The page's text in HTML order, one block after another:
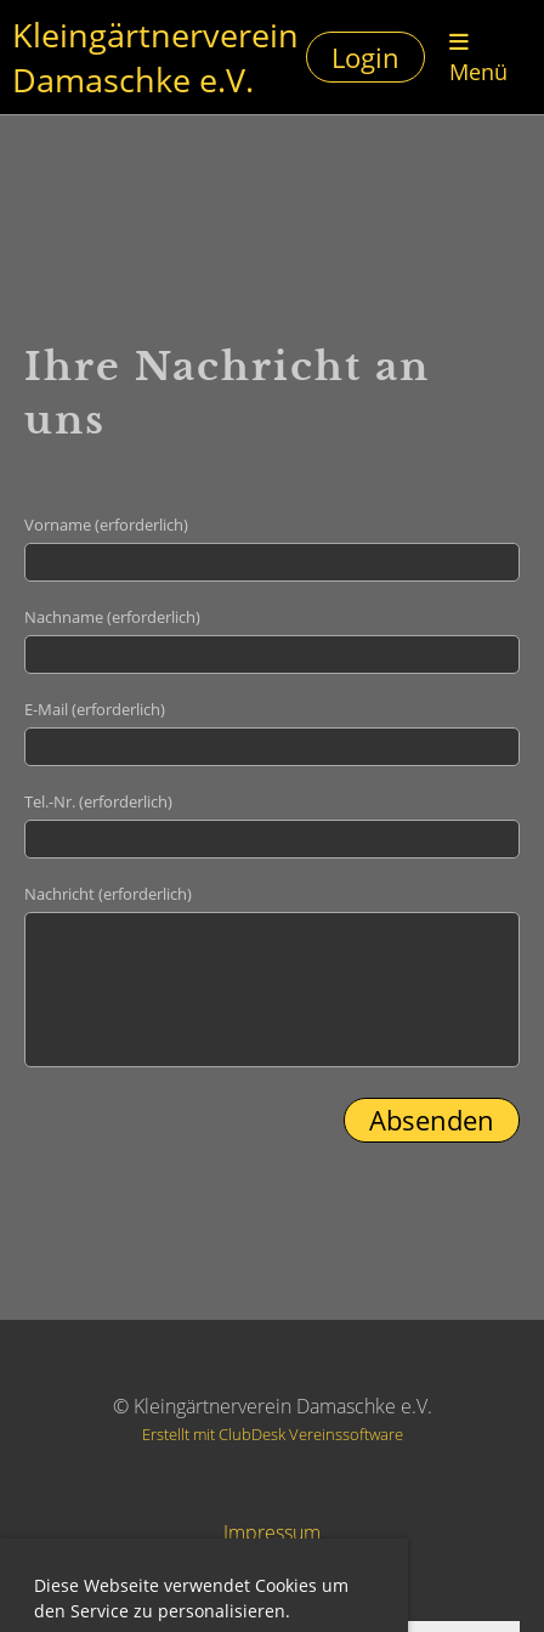
Diese Webseite verwendet Cookies um
den Service zu personalisieren.
Kleingärtnerverein
Damaschke e.V.
Login Menü
Ihre Nachricht an
uns
Vorname (erforderlich)
Nachname (erforderlich)
E-Mail (erforderlich)
Tel.-Nr. (erforderlich)
Nachricht (erforderlich)
© Kleingärtnerverein Damaschke e.V.
Erstellt mit ClubDesk Vereinssoftware
Impressum